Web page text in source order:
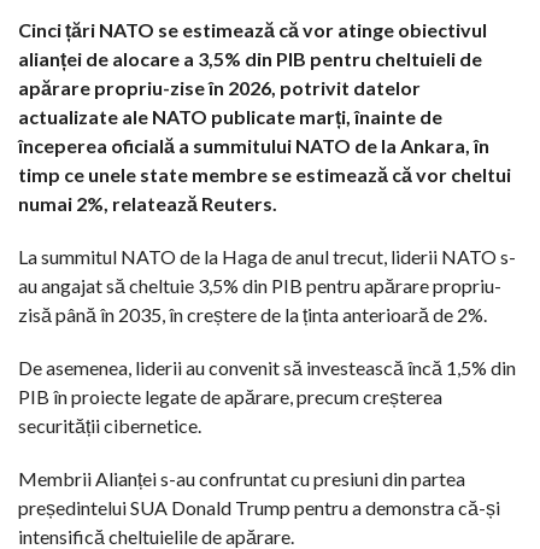
Cinci țări NATO se estimează că vor atinge obiectivul
alianței de alocare a 3,5% din PIB pentru cheltuieli de
apărare propriu-zise în 2026, potrivit datelor
actualizate ale NATO publicate marți, înainte de
începerea oficială a summitului NATO de la Ankara, în
timp ce unele state membre se estimează că vor cheltui
numai 2%, relatează Reuters.
La summitul NATO de la Haga de anul trecut, liderii NATO s-
au angajat să cheltuie 3,5% din PIB pentru apărare propriu-
zisă până în 2035, în creștere de la ținta anterioară de 2%.
De asemenea, liderii au convenit să investească încă 1,5% din
PIB în proiecte legate de apărare, precum creșterea
securității cibernetice.
Membrii Alianței s-au confruntat cu presiuni din partea
președintelui SUA Donald Trump pentru a demonstra că-și
intensifică cheltuielile de apărare.